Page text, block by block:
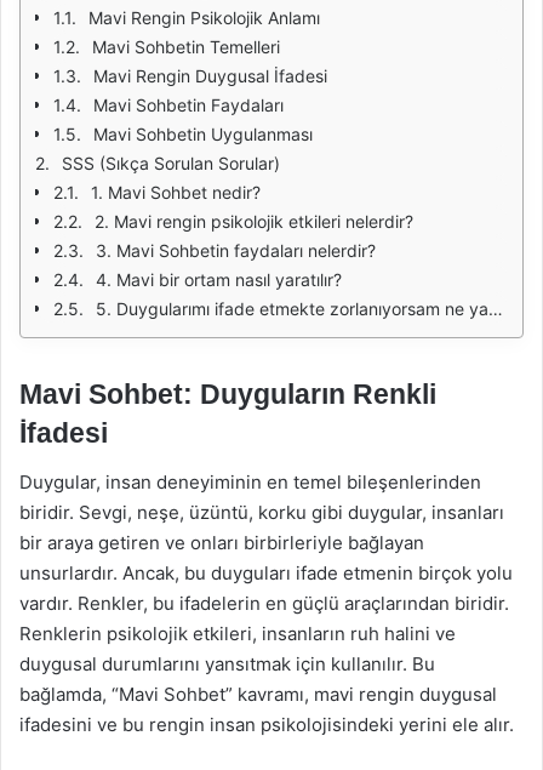
Mavi Rengin Psikolojik Anlamı
Mavi Sohbetin Temelleri
Mavi Rengin Duygusal İfadesi
Mavi Sohbetin Faydaları
Mavi Sohbetin Uygulanması
SSS (Sıkça Sorulan Sorular)
1. Mavi Sohbet nedir?
2. Mavi rengin psikolojik etkileri nelerdir?
3. Mavi Sohbetin faydaları nelerdir?
4. Mavi bir ortam nasıl yaratılır?
5. Duygularımı ifade etmekte zorlanıyorsam ne yapmalıyım?
Mavi Sohbet: Duyguların Renkli
İfadesi
Duygular, insan deneyiminin en temel bileşenlerinden
biridir. Sevgi, neşe, üzüntü, korku gibi duygular, insanları
bir araya getiren ve onları birbirleriyle bağlayan
unsurlardır. Ancak, bu duyguları ifade etmenin birçok yolu
vardır. Renkler, bu ifadelerin en güçlü araçlarından biridir.
Renklerin psikolojik etkileri, insanların ruh halini ve
duygusal durumlarını yansıtmak için kullanılır. Bu
bağlamda, “Mavi Sohbet” kavramı, mavi rengin duygusal
ifadesini ve bu rengin insan psikolojisindeki yerini ele alır.